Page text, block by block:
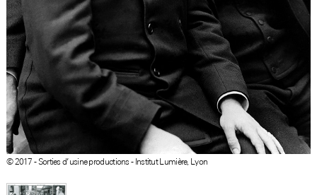
© 2017 - Sorties d’usine productions - Institut Lumière, Lyon